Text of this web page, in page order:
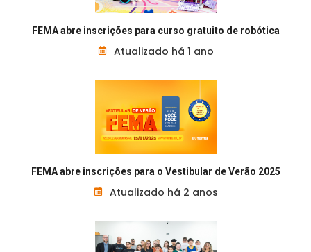
FEMA abre inscrições para curso gratuito de robótica
Atualizado há 1 ano
FEMA abre inscrições para o Vestibular de Verão 2025
Atualizado há 2 anos